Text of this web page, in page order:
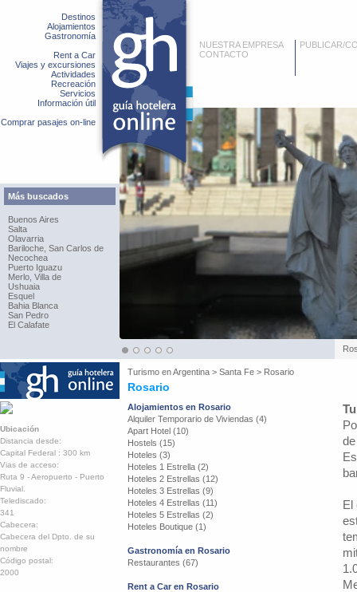
Destinos
Alojamientos
Gastronomía
Rent a Car
Viajes y excursiones
Actividades
Recreación
Servicios
Información útil
Comprar pasajes on-line
Más buscados
Buenos Aires
Salta
Olavarria
Bariloche, San Carlos de
Necochea
Puerto Iguazu
Merlo, Villa de
Ushuaia
Esquel
Bahia Blanca
San Pedro
El Calafate
NUESTRA EMPRESA
CONTACTO
PUBLICAR/
Turismo enArgentina > Santa Fe > Rosario
Rosario
Ubicación
Distancia desde:
Capital Federal : 300 km
Vias de acceso:
Ruta 9 - Aeropuerto - Puerto
Fluvial.
Telediscado:
341
Cabecera:
Cabecera del Dpto. de su
nombre
Código postal:
2000
Alojamientos en Rosario
Alquiler Temporario de Viviendas (4)
Apart Hotel (10)
Hostels (15)
Hoteles (3)
Hoteles 1 Estrella (2)
Hoteles 2 Estrellas (12)
Hoteles 3 Estrellas (9)
Hoteles 4 Estrellas (11)
Hoteles 5 Estrellas (2)
Hoteles Boutique (1)
Gastronomía en Rosario
Restaurantes (67)
Rent a Car en Rosario
El